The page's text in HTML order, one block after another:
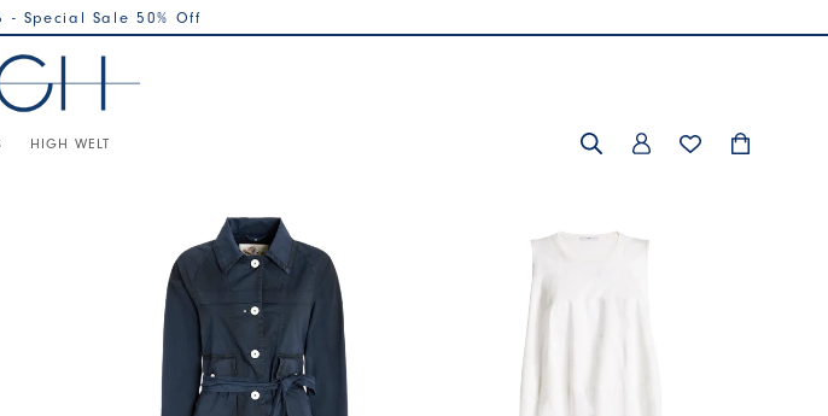
- Special Sale 50% Off
HIGH WELT